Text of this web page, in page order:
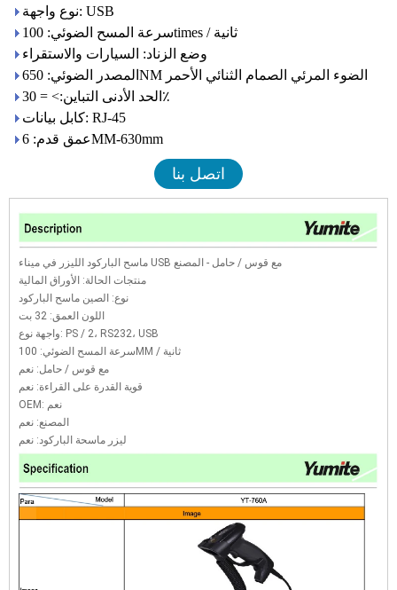
نوع واجهة: USB
سرعة المسح الضوئي: 100times / ثانية
وضع الزناد: السيارات والاستقراء
المصدر الضوئي: 650NM الضوء المرئي الصمام الثنائي الأحمر
الحد الأدنى التباين:> = 30٪
كابل بيانات: RJ-45
عمق قدم: 6MM-630mm
اتصل بنا
ماسح الباركود الليزر في ميناء USB مع قوس / حامل - المصنع
منتجات الحالة: الأوراق المالية
نوع: الصين ماسح الباركود
اللون العمق: 32 بت
واجهة نوع: PS / 2، RS232، USB
سرعة المسح الضوئي: 100MM / ثانية
مع قوس / حامل: نعم
قوية القدرة على القراءة: نعم
OEM: نعم
المصنع: نعم
ليزر ماسحة الباركود: نعم